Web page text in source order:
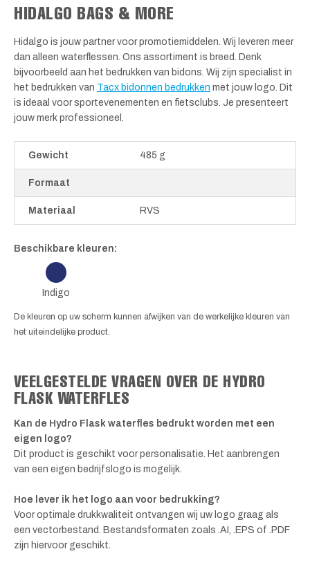
HIDALGO BAGS & MORE
Hidalgo is jouw partner voor promotiemiddelen. Wij leveren meer
dan alleen waterflessen. Ons assortiment is breed. Denk
bijvoorbeeld aan het bedrukken van bidons. Wij zijn specialist in
het bedrukken van Tacx bidonnen bedrukken met jouw logo. Dit
is ideaal voor sportevenementen en fietsclubs. Je presenteert
jouw merk professioneel.
Gewicht 485 g
Formaat
Materiaal RVS
Beschikbare kleuren:
Indigo
De kleuren op uw scherm kunnen afwijken van de werkelijke kleuren van
het uiteindelijke product.
VEELGESTELDE VRAGEN OVER DE HYDRO
FLASK WATERFLES
Kan de Hydro Flask waterfles bedrukt worden met een
eigen logo?
Dit product is geschikt voor personalisatie. Het aanbrengen
van een eigen bedrijfslogo is mogelijk.
Hoe lever ik het logo aan voor bedrukking?
Voor optimale drukkwaliteit ontvangen wij uw logo graag als
een vectorbestand. Bestandsformaten zoals .AI, .EPS of .PDF
zijn hiervoor geschikt.